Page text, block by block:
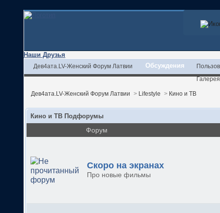
Наши Друзья
Дев4ата.LV-Женский Форум Латвии Обсуждения
Галерея
Дев4ата.LV-Женский Форум Латвии > Lifestyle > Кино и ТВ
Кино и ТВ Подфорумы
Форум
Скоро на экранах
Про новые фильмы